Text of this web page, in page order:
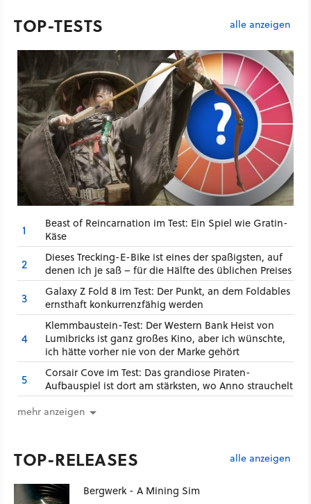
TOP-TESTS alle anzeigen
1
Beast of Reincarnation im Test: Ein Spiel wie Gratin-
Käse
2
Dieses Trecking-E-Bike ist eines der spaßigsten, auf
denen ich je saß – für die Hälfte des üblichen Preises
3
Galaxy Z Fold 8 im Test: Der Punkt, an dem Foldables
ernsthaft konkurrenzfähig werden
4
Klemmbaustein-Test: Der Western Bank Heist von
Lumibricks ist ganz großes Kino, aber ich wünschte,
ich hätte vorher nie von der Marke gehört
5
Corsair Cove im Test: Das grandiose Piraten-
Aufbauspiel ist dort am stärksten, wo Anno strauchelt
mehr anzeigen
TOP-RELEASES alle anzeigen
Bergwerk - A Mining Sim